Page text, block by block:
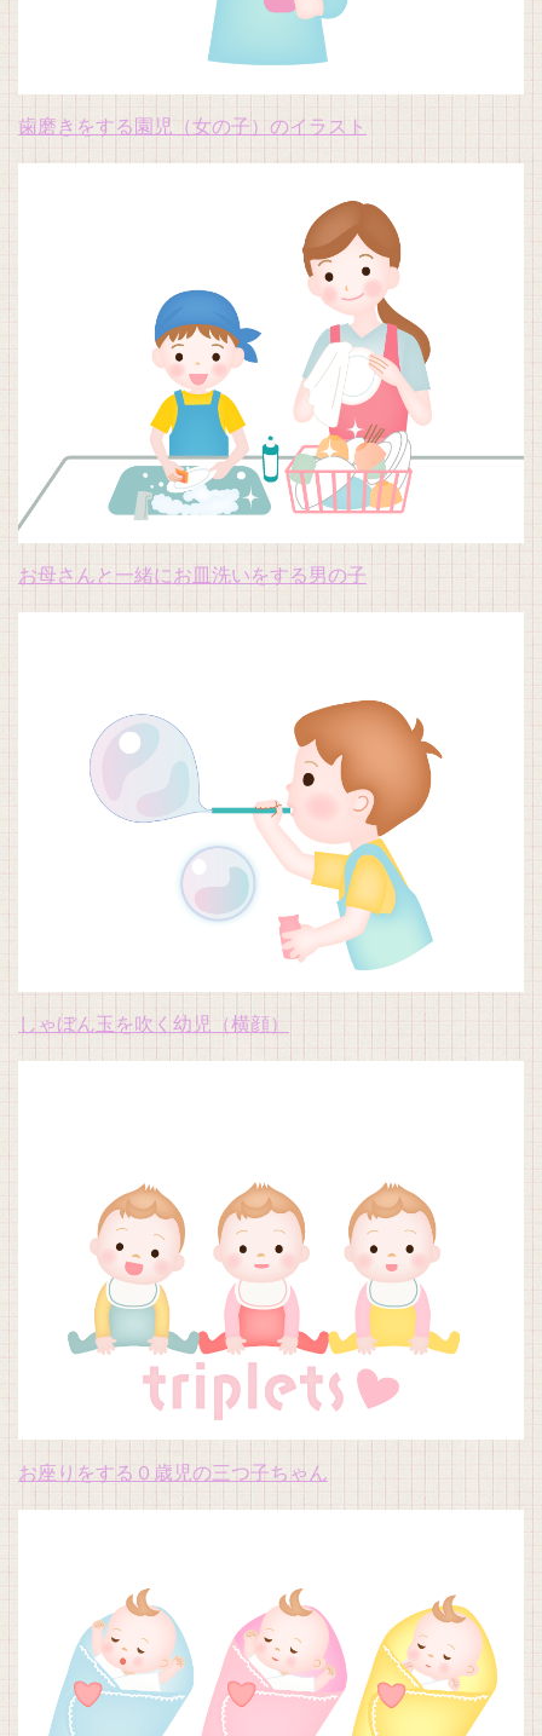
歯磨きをする園児（女の子）のイラスト
お母さんと一緒にお皿洗いをする男の子
しゃぼん玉を吹く幼児（横顔）
お座りをする０歳児の三つ子ちゃん